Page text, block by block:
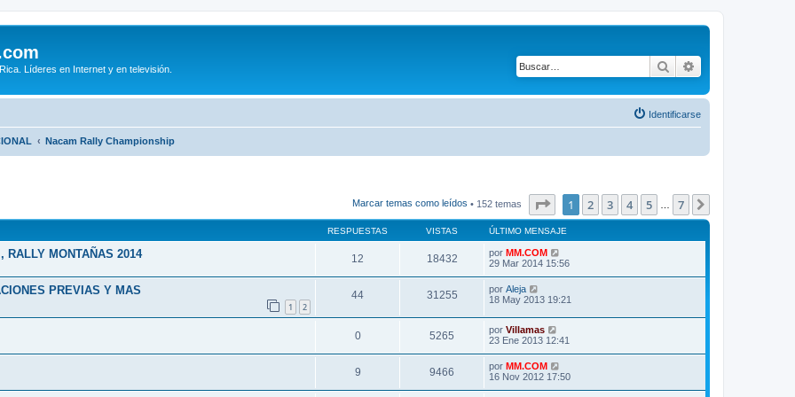
Líderes en Internet y en televisión. Buscar
Identificarse
Nacam Rally Championship
Marcar temas como leídos • 152 temas Página1 de
1 2 3 4 5 7
RESPUESTAS VISTAS ÚLTIMO MENSAJE
RALLY MONTAÑAS 2014 12 18432 por MM.COM
29 Mar 2014 15:56
PREVIAS Y MAS
1 2
44 31255 por Aleja
18 May 2013 19:21
0 5265 por Villamas
23 Ene 2013 12:41
9 9466 por MM.COM
16 Nov 2012 17:50